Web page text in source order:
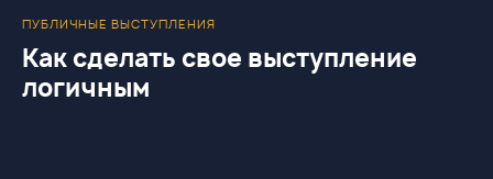
ПУБЛИЧНЫЕ ВЫСТУПЛЕНИЯ
Как сделать свое выступление
логичным